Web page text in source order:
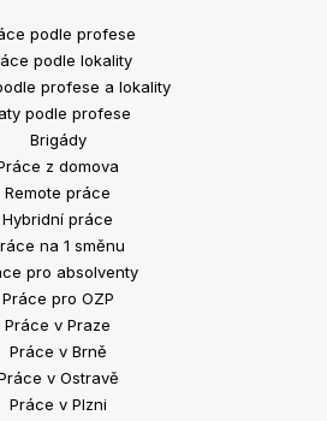
podle profese
podle lokality
profese a lokality
podle profese
Brigády
z domova
Remote práce
Hybridní práce
na 1 směnu
pro absolventy
Práce pro OZP
Práce v Praze
Práce v Brně
v Ostravě
Práce v Plzni